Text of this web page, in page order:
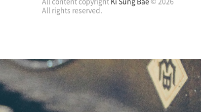
All rights reserved.